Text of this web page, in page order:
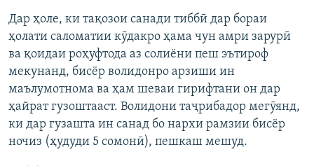
Дар ҳоле, ки тақозои санади тиббӣ дар бораи
ҳолати саломатии кӯдакро ҳама чун амри зарурӣ
ва қоидаи роҳуфтода аз солиёни пеш эътироф
мекунанд, бисёр волидонро арзиши ин
маълумотнома ва ҳам шеваи гирифтани он дар
ҳайрат гузоштааст. Волидони таҷрибадор мегӯянд,
ки дар гузашта ин санад бо нархи рамзии бисёр
ночиз (ҳудуди 5 сомонӣ), пешкаш мешуд.